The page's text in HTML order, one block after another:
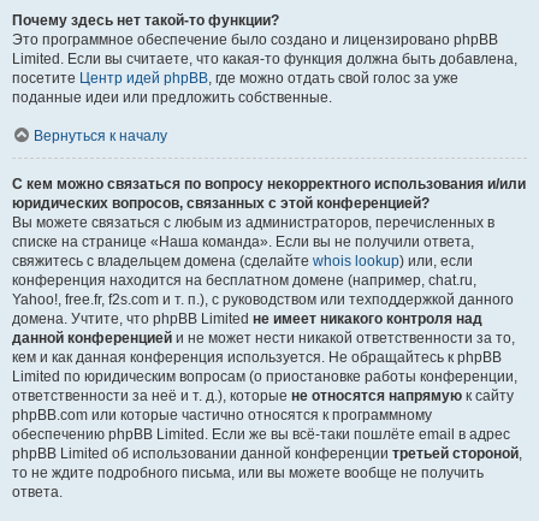
Почему здесь нет такой-то функции?
Это программное обеспечение было создано и лицензировано phpBB
Limited. Если вы считаете, что какая-то функция должна быть добавлена,
посетите Центр идей phpBB, где можно отдать свой голос за уже
поданные идеи или предложить собственные.
Вернуться к началу
С кем можно связаться по вопросу некорректного использования и/или
юридических вопросов, связанных с этой конференцией?
Вы можете связаться с любым из администраторов, перечисленных в
списке на странице «Наша команда». Если вы не получили ответа,
свяжитесь с владельцем домена (сделайте whois lookup) или, если
конференция находится на бесплатном домене (например, chat.ru,
Yahoo!, free.fr, f2s.com и т. п.), с руководством или техподдержкой данного
домена. Учтите, что phpBB Limited не имеет никакого контроля над
данной конференцией и не может нести никакой ответственности за то,
кем и как данная конференция используется. Не обращайтесь к phpBB
Limited по юридическим вопросам (о приостановке работы конференции,
ответственности за неё и т. д.), которые не относятся напрямую к сайту
phpBB.com или которые частично относятся к программному
обеспечению phpBB Limited. Если же вы всё-таки пошлёте email в адрес
phpBB Limited об использовании данной конференции третьей стороной,
то не ждите подробного письма, или вы можете вообще не получить
ответа.